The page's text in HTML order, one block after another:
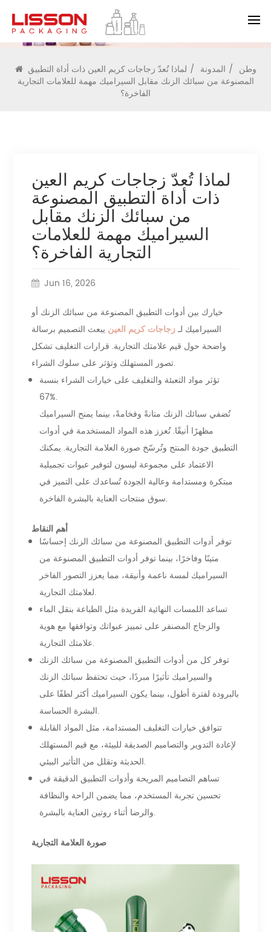
المدونة
وطن / المدونة / لماذا تُعدّ زجاجات كريم العين ذات أداة التطبيق
المصنوعة من سبائك الزنك مقابل السيراميك مهمة للعلامات التجارية
الفاخرة؟
لماذا تُعدّ زجاجات كريم العين
ذات أداة التطبيق المصنوعة
من سبائك الزنك مقابل
السيراميك مهمة للعلامات
التجارية الفاخرة؟
Jun 16, 2026
خيارك بين أدوات التطبيق المصنوعة من سبائك الزنك أو
السيراميك لـزجاجات كريم العين يبعث التصميم برسالة
واضحة حول قيم علامتك التجارية. قرارات التغليف تشكل
تصور المستهلك وتؤثر على سلوك الشراء.
تؤثر مواد التعبئة والتغليف على خيارات الشراء بنسبة
67%.
تُضفي سبائك الزنك متانةً وفخامةً، بينما يمنح السيراميك
مظهرًا أنيقًا. تُعزز هذه المواد المستخدمة في أدوات
التطبيق جودة المنتج وتُرسّخ صورة العلامة التجارية. يمكنك
الاعتماد على مجموعة ليسون لتوفير عبوات تجميلية
مبتكرة ومستدامة وعالية الجودة تُساعدك على التميز في
سوق منتجات العناية بالبشرة الفاخرة.
أهم النقاط
توفر أدوات التطبيق المصنوعة من سبائك الزنك إحساسًا
متينًا وفاخرًا، بينما توفر أدوات التطبيق المصنوعة من
السيراميك لمسة ناعمة وأنيقة، مما يعزز التصور الفاخر
لعلامتك التجارية.
تساعد اللمسات النهائية الفريدة مثل الطباعة بنقل الماء
والزجاج المصنفر على تمييز عبواتك وتوافقها مع هوية
علامتك التجارية.
توفر كل من أدوات التطبيق المصنوعة من سبائك الزنك
والسيراميك تأثيرًا مبردًا، حيث تحتفظ سبائك الزنك
بالبرودة لفترة أطول، بينما يكون السيراميك أكثر لطفًا على
البشرة الحساسة.
تتوافق خيارات التغليف المستدامة، مثل المواد القابلة
لإعادة التدوير والتصاميم الصديقة للبيئة، مع قيم المستهلك
الحديثة وتقلل من التأثير البيئي.
تساهم التصاميم المريحة وأدوات التطبيق الدقيقة في
تحسين تجربة المستخدم، مما يضمن الراحة والنظافة
والرضا أثناء روتين العناية بالبشرة.
صورة العلامة التجارية